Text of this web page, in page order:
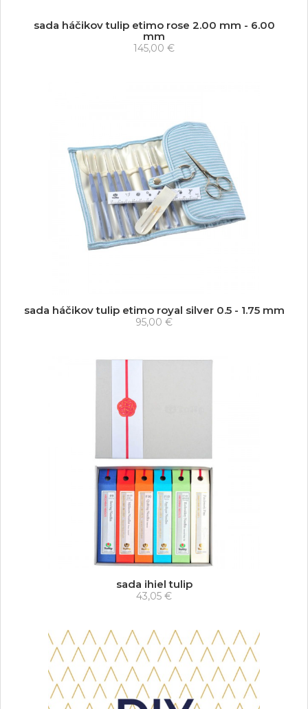
sada háčikov tulip etimo rose 2.00 mm - 6.00
mm
145,00 €
sada háčikov tulip etimo royal silver 0.5 - 1.75 mm
95,00 €
sada ihiel tulip
43,05 €